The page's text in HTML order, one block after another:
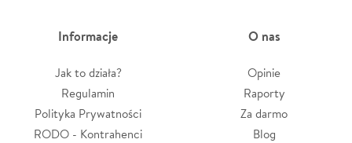
Informacje
Jak to działa?
Regulamin
Polityka Prywatności
RODO - Kontrahenci
O nas
Opinie
Raporty
Za darmo
Blog